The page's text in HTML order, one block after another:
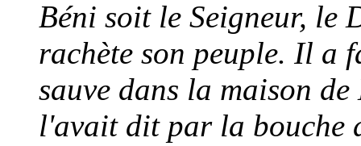
Béni soit le Seigneur, le
rachète son peuple. Il a
sauve dans la maison
l'avait dit par la bouche